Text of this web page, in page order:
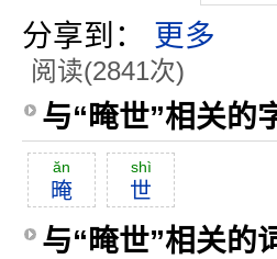
分享到： 更多
阅读(2841次)
与“晻世”相关的
ăn
晻
shì
世
与“晻世”相关的